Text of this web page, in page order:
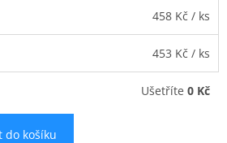
458 Kč / ks
453 Kč / ks
Ušetříte 0 Kč
do košíku